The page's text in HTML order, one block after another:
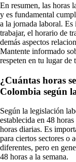
En resumen, las horas
y es fundamental
a la jornada laboral. Es
trabajar, el horario de
demás aspectos
Mantente informado
respeten en tu lugar de
¿Cuántas horas
Colombia según
Según la legislación
establecida en 48
horas diarias. Es
para ciertos sectores o
diferentes, pero en
48 horas a la semana.